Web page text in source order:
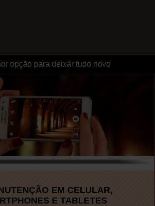
opção para deixar tudo novo
EM CELULAR,
E TABLETES